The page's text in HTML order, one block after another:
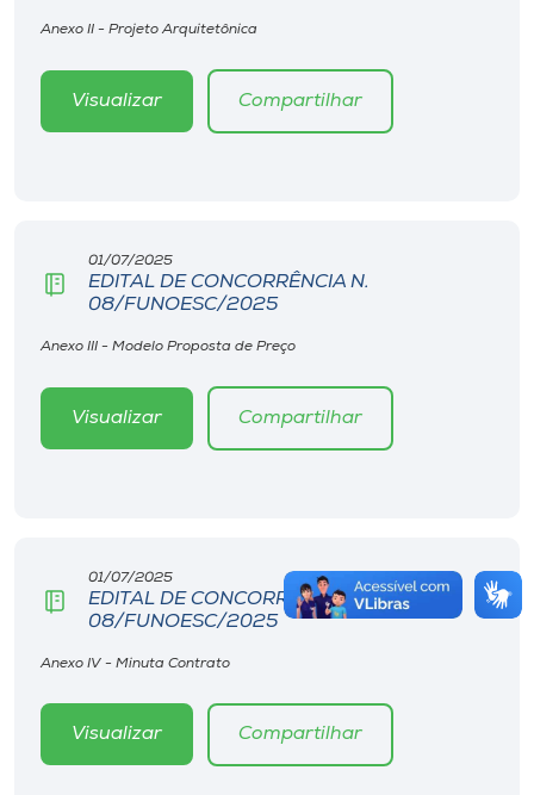
Anexo II - Projeto Arquitetônica
Visualizar Compartilhar
01/07/2025
EDITAL DE CONCORRÊNCIA N.
08/FUNOESC/2025
Anexo III - Modelo Proposta de Preço
Visualizar Compartilhar
01/07/2025
EDITAL DE CONCORRÊNCIA N.
08/FUNOESC/2025
Anexo IV - Minuta Contrato
Visualizar Compartilhar